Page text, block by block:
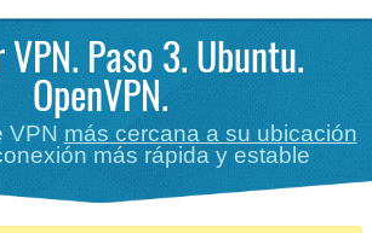
VPN. Paso 3. Ubuntu.
OpenVPN.
VPN más cercana a su ubicación
más rápida y estable